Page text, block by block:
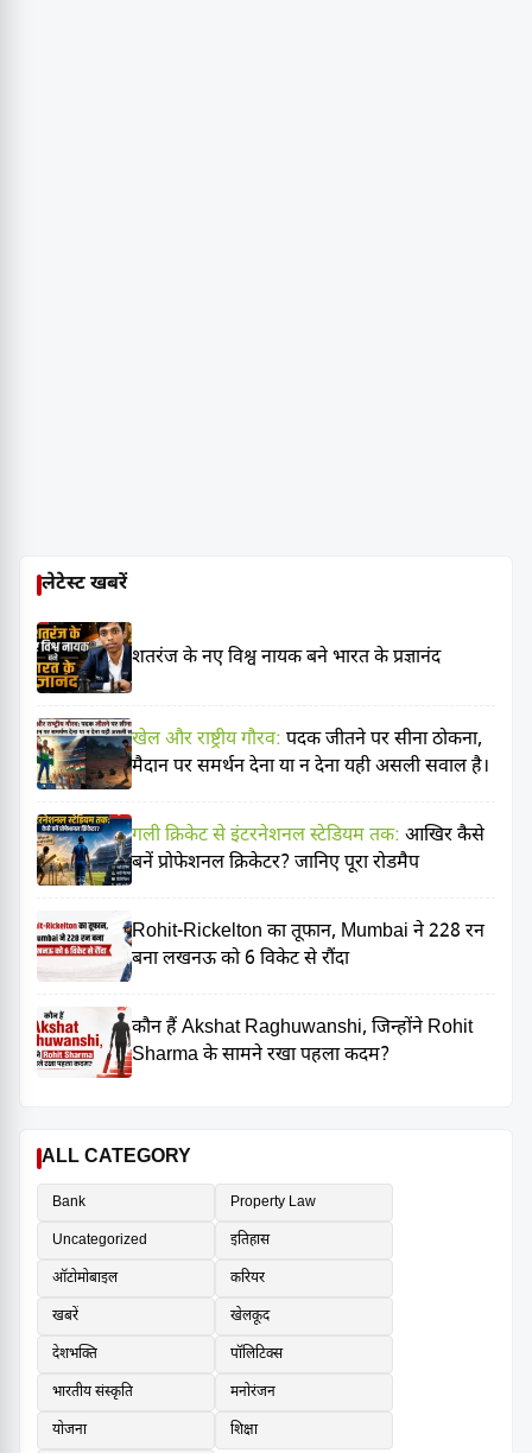
लेटेस्ट खबरें
शतरंज के नए विश्व नायक बने भारत के प्रज्ञानंद
खेल और राष्ट्रीय गौरव: पदक जीतने पर सीना ठोकना,
मैदान पर समर्थन देना या न देना यही असली सवाल है।
गली क्रिकेट से इंटरनेशनल स्टेडियम तक: आखिर कैसे
बनें प्रोफेशनल क्रिकेटर? जानिए पूरा रोडमैप
Rohit-Rickelton का तूफान, Mumbai ने 228 रन
बना लखनऊ को 6 विकेट से रौंदा
कौन हैं Akshat Raghuwanshi, जिन्होंने Rohit
Sharma के सामने रखा पहला कदम?
ALL CATEGORY
Bank
Property Law
Uncategorized
इतिहास
ऑटोमोबाइल
करियर
खबरें
खेलकूद
देशभक्ति
पॉलिटिक्स
भारतीय संस्कृति
मनोरंजन
योजना
शिक्षा